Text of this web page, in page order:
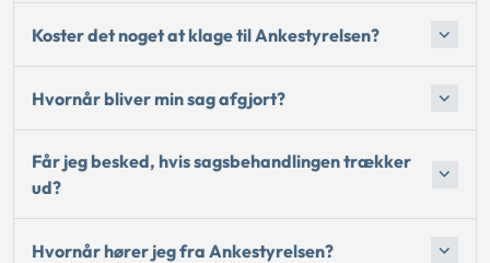
Koster det noget at klage til Ankestyrelsen?
Hvornår bliver min sag afgjort?
Får jeg besked, hvis sagsbehandlingen trækker
ud?
Hvornår hører jeg fra Ankestyrelsen?